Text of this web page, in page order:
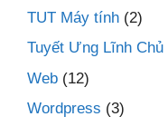
TUT Máy tính (2)
Tuyết Ưng Lĩnh Chủ
Web (12)
Wordpress (3)